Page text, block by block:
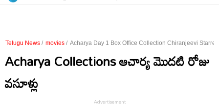
Telugu News / movies / Acharya Day 1 Box Office Collection Chiranjeevi
Acharya Collections ఆచార్య మొదటి రోజు
వసూళ్లు